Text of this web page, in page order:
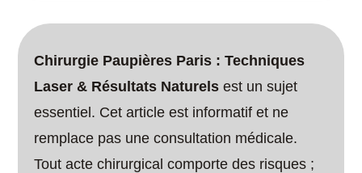
Chirurgie Paupières Paris : Techniques
Laser & Résultats Naturels est un sujet
essentiel. Cet article est informatif et ne
remplace pas une consultation médicale.
Tout acte chirurgical comporte des risques ;